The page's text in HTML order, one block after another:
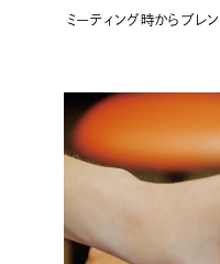
ミーティング時からブレ